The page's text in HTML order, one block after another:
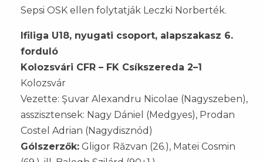
Sepsi OSK ellen folytatják Leczki Norberték.
Ifiliga U18, nyugati csoport, alapszakasz 6.
forduló
Kolozsvári CFR – FK Csíkszereda 2–1
Kolozsvár
Vezette: Şuvar Alexandru Nicolae (Nagyszeben),
asszisztensek: Nagy Dániel (Medgyes), Prodan
Costel Adrian (Nagydisznód)
Gólszerzők: Gligor Răzvan (26.), Matei Cosmin